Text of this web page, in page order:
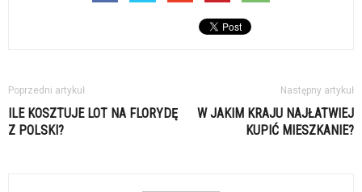
Poprzedni artykuł
ILE KOSZTUJE LOT NA FLORYDĘ
Z POLSKI?
Następny artykuł
W JAKIM KRAJU NAJŁATWIEJ
KUPIĆ MIESZKANIE?